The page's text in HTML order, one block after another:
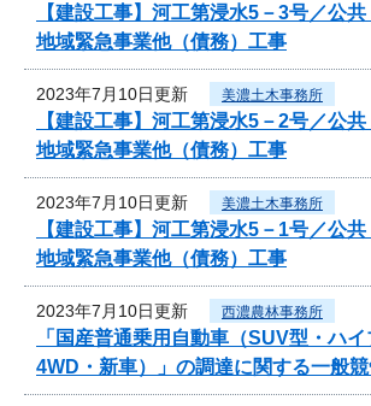
【建設工事】河工第浸水5－3号／公
地域緊急事業他（債務）工事
2023年7月10日更新 美濃土木事務所
【建設工事】河工第浸水5－2号／公
地域緊急事業他（債務）工事
2023年7月10日更新 美濃土木事務所
【建設工事】河工第浸水5－1号／公
地域緊急事業他（債務）工事
2023年7月10日更新 西濃農林事務所
「国産普通乗用自動車（SUV型・ハイ
4WD・新車）」の調達に関する一般